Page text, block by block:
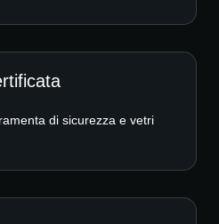
di sicurezza e vetri